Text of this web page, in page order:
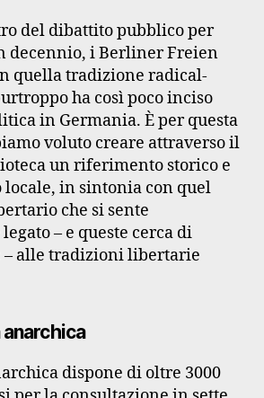
del dibattito pubblico per
decennio, i Berliner Freien
quella tradizione radical-
ha così poco inciso
in Germania. È per questa
voluto creare attraverso il
un riferimento storico e
in sintonia con quel
che si sente
– e queste cerca di
– alle tradizioni libertarie
dispone di oltre 3000